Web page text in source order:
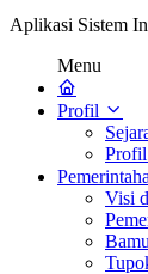
Aplikasi Sistem
Menu
Profil
Visi